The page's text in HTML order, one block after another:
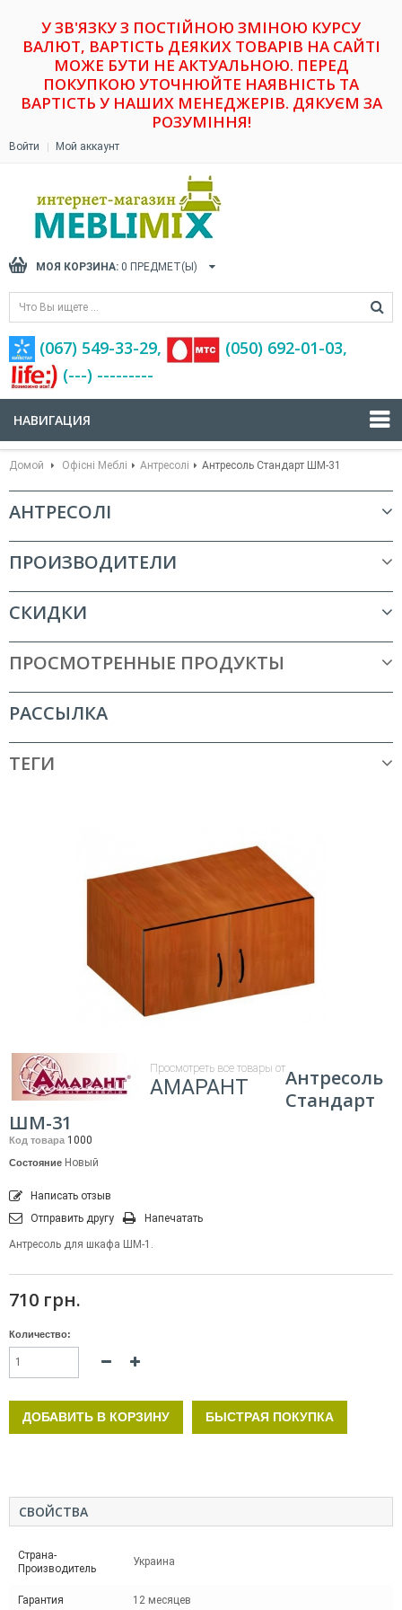
У ЗВ'ЯЗКУ З ПОСТІЙНОЮ ЗМІНОЮ КУРСУ
ВАЛЮТ, ВАРТІСТЬ ДЕЯКИХ ТОВАРІВ НА САЙТІ
МОЖЕ БУТИ НЕ АКТУАЛЬНОЮ. ПЕРЕД
ПОКУПКОЮ УТОЧНЮЙТЕ НАЯВНІСТЬ ТА
ВАРТІСТЬ У НАШИХ МЕНЕДЖЕРІВ. ДЯКУЄМ ЗА
РОЗУМІННЯ!
Войти Мой аккаунт
МОЯ КОРЗИНА: 0 ПРЕДМЕТ(Ы)
(067) 549-33-29,
(‎050) 692-01-03,
(---) ---------
НАВИГАЦИЯ
Домой Офісні Меблі Антресолі Антресоль Стандарт ШМ-31
АНТРЕСОЛІ
ПРОИЗВОДИТЕЛИ
СКИДКИ
ПРОСМОТРЕННЫЕ ПРОДУКТЫ
РАССЫЛКА
ТЕГИ
Просмотреть все товары от
АМАРАНТ
Антресоль
Стандарт
ШМ-31
Код товара 1000
Состояние Новый
Написать отзыв
Отправить другу
Напечатать
Антресоль для шкафа ШМ-1.
710 грн.
Количество:
ДОБАВИТЬ В КОРЗИНУ БЫСТРАЯ ПОКУПКА
СВОЙСТВА
Страна-
Производитель
Украина
Гарантия 12 месяцев